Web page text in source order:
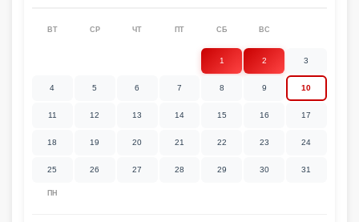
ПН
ВТ СР ЧТ ПТ СБ ВС
1 2 3
4 5 6 7 8 9 10
11 12 13 14 15 16 17
18 19 20 21 22 23 24
25 26 27 28 29 30 31